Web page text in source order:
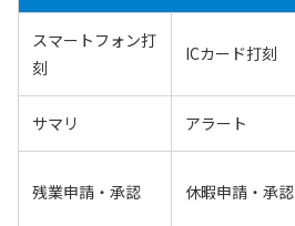
スマートフォン打
刻
ICカード打刻
サマリ アラート
残業申請・承認 休暇申請・承認